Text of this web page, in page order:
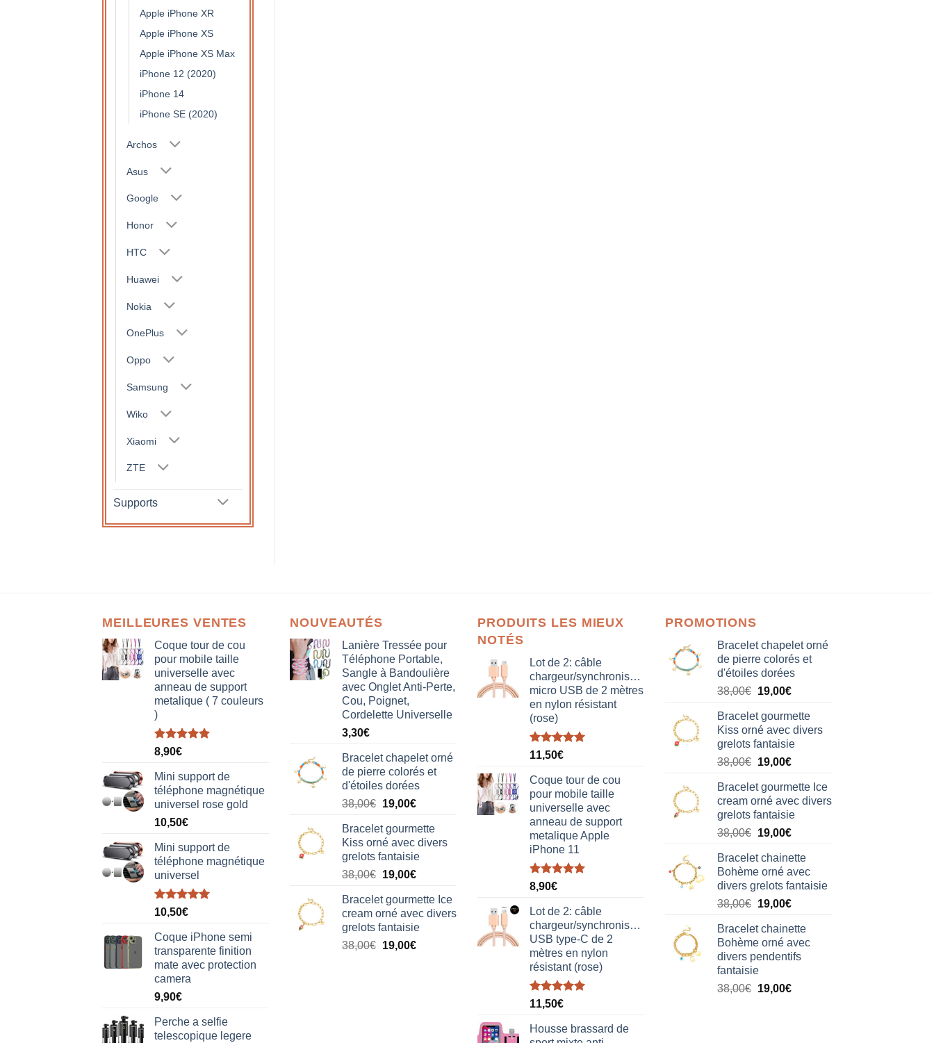
Apple iPhone XR
Apple iPhone XS
Apple iPhone XS Max
iPhone 12 (2020)
iPhone 14
iPhone SE (2020)
Archos
Asus
Google
Honor
HTC
Huawei
Nokia
OnePlus
Oppo
Samsung
Wiko
Xiaomi
ZTE
Supports
MEILLEURES VENTES
Coque tour de cou
pour mobile taille
universelle avec
anneau de support
metalique ( 7 couleurs
)
Note5.00
8,90€
Mini support de
téléphone magnétique
universel rose gold
10,50€
Mini support de
téléphone magnétique
universel
Note5.00
10,50€
Coque iPhone semi
transparente finition
mate avec protection
camera
9,90€
Perche a selfie
telescopique legere
NOUVEAUTÉS
Lanière Tressée pour
Téléphone Portable,
Sangle à Bandoulière
avec Onglet Anti-Perte,
Cou, Poignet,
Cordelette Universelle
3,30€
Bracelet chapelet orné
de pierre colorés et
d'étoiles dorées
38,00€ Le
initial
était :
38,00€.
19,00€Le
actuel
est :
19,00€.
Bracelet gourmette
Kiss orné avec divers
grelots fantaisie
38,00€ Le
initial
était :
38,00€.
19,00€Le
actuel
est :
19,00€.
Bracelet gourmette Ice
cream orné avec divers
grelots fantaisie
38,00€ Le
19,00€Le
PRODUITS LES MIEUX
NOTÉS
Lot de 2: câble
chargeur/synchronisation
micro USB de 2 mètres
en nylon résistant
(rose)
Note5.00
11,50€
Coque tour de cou
pour mobile taille
universelle avec
anneau de support
metalique Apple
iPhone 11
Note5.00
8,90€
Lot de 2: câble
chargeur/synchronisation
USB type-C de 2
mètres en nylon
résistant (rose)
Note5.00
11,50€
Housse brassard de
PROMOTIONS
Bracelet chapelet orné
de pierre colorés et
d'étoiles dorées
38,00€ Le
initial
était :
38,00€.
19,00€Le
actuel
est :
19,00€.
Bracelet gourmette
Kiss orné avec divers
grelots fantaisie
38,00€ Le
initial
était :
38,00€.
19,00€Le
actuel
est :
19,00€.
Bracelet gourmette Ice
cream orné avec divers
grelots fantaisie
38,00€ Le
initial
était :
38,00€.
19,00€Le
actuel
est :
19,00€.
Bracelet chainette
Bohème orné avec
divers grelots fantaisie
38,00€ Le
initial
était :
38,00€.
19,00€Le
actuel
est :
19,00€.
Bracelet chainette
Bohème orné avec
divers pendentifs
fantaisie
38,00€ Le
19,00€Le